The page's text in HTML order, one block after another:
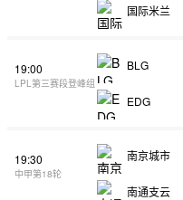
国际米兰
19:00
LPL第三赛段登峰组
BLG
EDG
19:30
中甲第18轮
南京城市
南通支云